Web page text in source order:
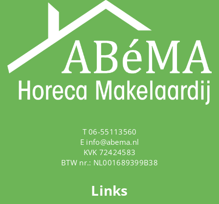
T 06-55113560
E info@abema.nl
KVK 72424583
BTW nr.: NL001689399B38
Links